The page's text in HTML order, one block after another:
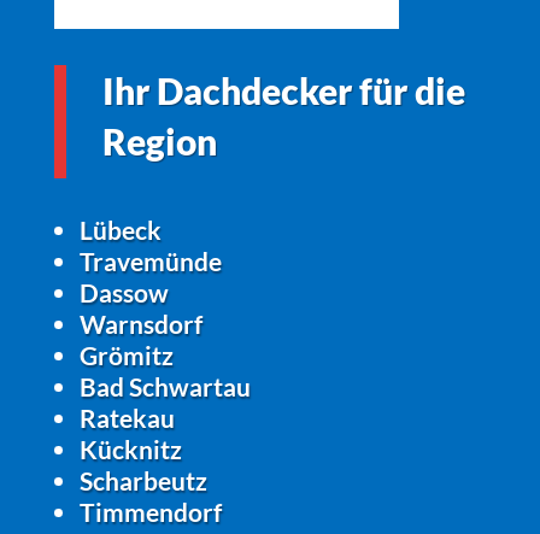
Ihr Dachdecker für die
Region
Lübeck
Travemünde
Dassow
Warnsdorf
Grömitz
Bad Schwartau
Ratekau
Kücknitz
Scharbeutz
Timmendorf